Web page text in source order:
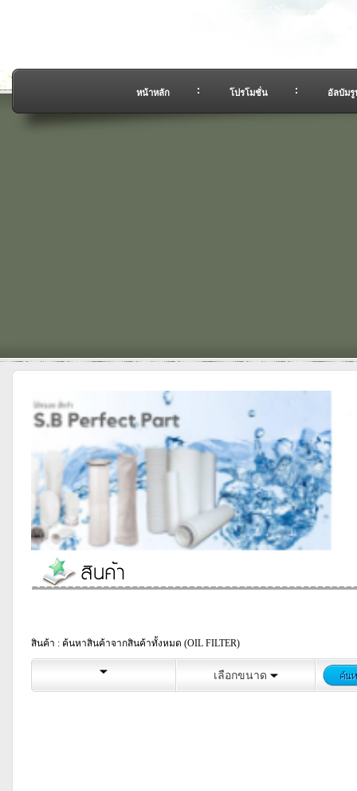
หน้าหลัก โปรโมชั่น อัลบัมรู
สินค้า : ค้นหาสินค้าจากสินค้าทั้งหมด (OIL FILTER)
เลือกขนาด